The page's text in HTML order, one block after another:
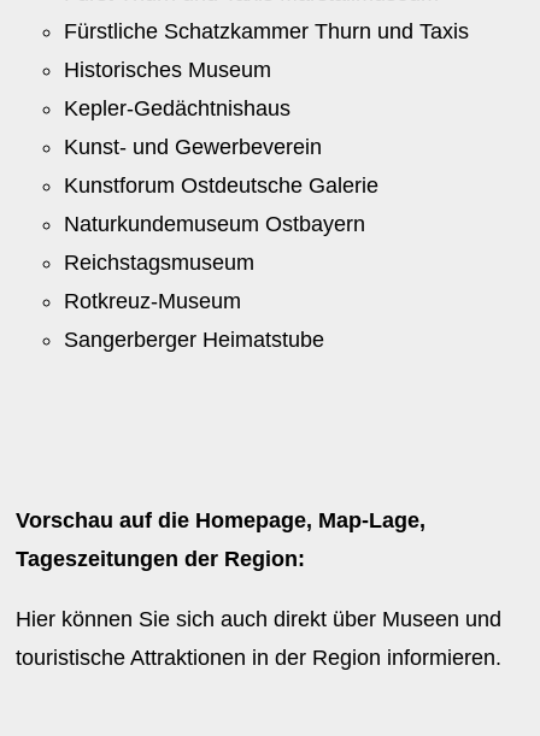
Fürstliche Schatzkammer Thurn und Taxis
Historisches Museum
Kepler-Gedächtnishaus
Kunst- und Gewerbeverein
Kunstforum Ostdeutsche Galerie
Naturkundemuseum Ostbayern
Reichstagsmuseum
Rotkreuz-Museum
Sangerberger Heimatstube
Vorschau auf die Homepage, Map-Lage,
Tageszeitungen der Region:
Hier können Sie sich auch direkt über Museen und
touristische Attraktionen in der Region informieren.